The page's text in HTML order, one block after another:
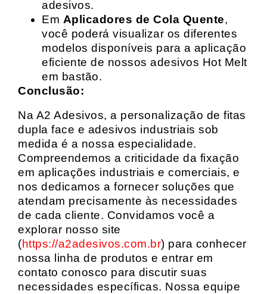
adesivos.
Em Aplicadores de Cola Quente,
você poderá visualizar os diferentes
modelos disponíveis para a aplicação
eficiente de nossos adesivos Hot Melt
em bastão.
Conclusão:
Na A2 Adesivos, a personalização de fitas
dupla face e adesivos industriais sob
medida é a nossa especialidade.
Compreendemos a criticidade da fixação
em aplicações industriais e comerciais, e
nos dedicamos a fornecer soluções que
atendam precisamente às necessidades
de cada cliente. Convidamos você a
explorar nosso site
(https://a2adesivos.com.br) para conhecer
nossa linha de produtos e entrar em
contato conosco para discutir suas
necessidades específicas. Nossa equipe